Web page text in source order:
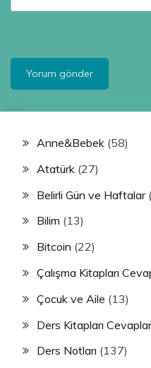
Anne&Bebek (58)
Atatürk (27)
Belirli Gün ve Haftalar
Bilim (13)
Bitcoin (22)
Çalışma Kitapları
Çocuk ve Aile (13)
Ders Kitapları
Ders Notları (137)